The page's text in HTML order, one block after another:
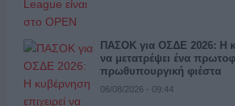
ΠΑΣΟΚ για ΟΣΔΕ 2026: Η
να μετατρέψει ένα
πρωθυπουργική φιέστα
06/08/2026 - 09:44